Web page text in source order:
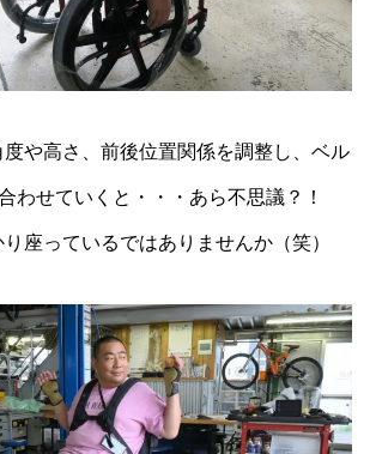
や高さ、前後位置関係を調整し、ベル
わせていくと・・・あら不思議？！
座っているではありませんか（笑）